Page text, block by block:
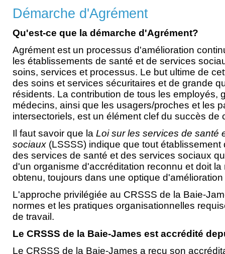
Démarche d'Agrément
Qu'est-ce que la démarche d'Agrément?
Agrément est un processus d'amélioration
les établissements de santé et de services
soins, services et processus. Le but ultime de
des soins et services sécuritaires et de grande
résidents. La contribution de tous les employés,
médecins, ainsi que les usagers/proches et les
intersectoriels, est un élément clef du succès de
Il faut savoir que la Loi sur les services de santé
sociaux (LSSSS) indique que tout établissement
des services de santé et des services sociaux
d'un organisme d'accréditation reconnu et doit la
obtenu, toujours dans une optique
L'approche privilégiée au CRSSS de la Baie-
normes et les pratiques organisationnelles
de travail.
Le CRSSS de la Baie-James est accrédité
Le CRSSS de la Baie-James a reçu son